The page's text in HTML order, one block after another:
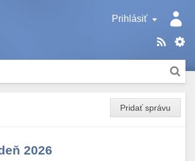
Prihlásiť
Pridať správu
2026